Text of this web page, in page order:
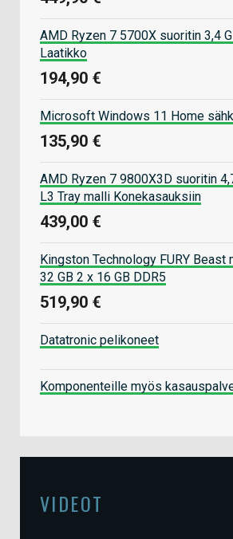
AMD Ryzen 7 5700X suoritin 3,4
Laatikko
194,90 €
Microsoft Windows 11 Home
135,90 €
AMD Ryzen 7 9800X3D suoritin
L3 Tray malli Konekasauksiin
439,00 €
Kingston Technology FURY Beast
32 GB 2 x 16 GB DDR5
519,90 €
Datatronic pelikoneet
Komponenteille myös
VIDEOT